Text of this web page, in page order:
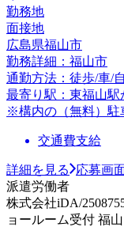
勤務地
面接地
広島県福山市
勤務詳細：福山市
通勤方法：徒歩/車/
最寄り駅：東福山駅
※構内の（無料）駐
交通費支給
詳細を見る
応募画
派遣労働者
株式会社iDA/
ョールーム受付 福山